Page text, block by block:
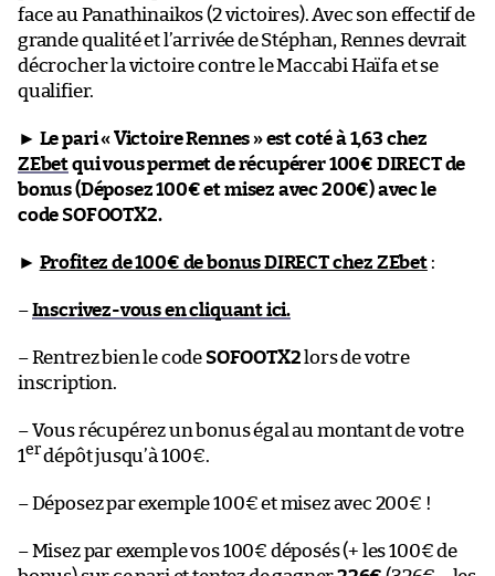
face au Panathinaikos (2 victoires). Avec son effectif de
grande qualité et l’arrivée de Stéphan, Rennes devrait
décrocher la victoire contre le Maccabi Haïfa et se
qualifier.
► Le pari « Victoire Rennes » est coté à 1,63 chez
ZEbetqui vous permet de récupérer 100€ DIRECT de
bonus (Déposez 100€ et misez avec 200€) avec le
code SOFOOTX2.
► Profitez de 100€ de bonus DIRECT chez ZEbet:
–Inscrivez-vous en cliquant ici.
– Rentrez bien le code SOFOOTX2 lors de votre
inscription.
– Vous récupérez un bonus égal au montant de votre
1erdépôt jusqu’à 100€.
– Déposez par exemple 100€ et misez avec 200€ !
– Misez par exemple vos 100€ déposés (+ les 100€ de